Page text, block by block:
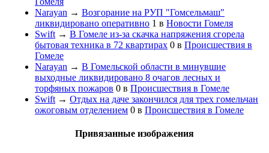
Narayan → Возгорание на РУП "Гомсельмаш"
ликвидировано оперативно 1 в Новости Гомеля
Swift → В Гомеле из-за скачка напряжения сгорела
бытовая техника в 72 квартирах 0 в Происшествия в
Гомеле
Narayan → В Гомельской области в минувшие
выходные ликвидировано 8 очагов лесных и
торфяных пожаров 0 в Происшествия в Гомеле
Swift → Отдых на даче закончился для трех гомельчан
ожоговым отделением 0 в Происшествия в Гомеле
Привязанные изображения